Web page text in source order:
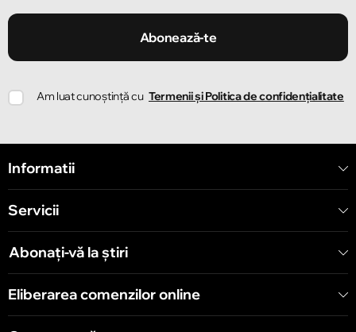
2K!
Strada Ion Creangă 78
Strada Mitropolit Varlaam 58
Chișinău
Abonează-te
Am luat cunoștință cu Termenii și Politica de confidențialitate
Informatii
Servicii
Abonați-vă la știri
Eliberarea comenzilor online